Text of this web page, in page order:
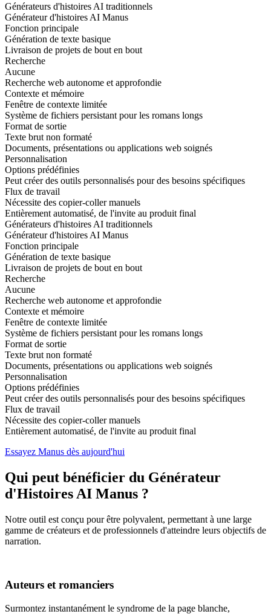
Générateurs d'histoires AI traditionnels
Générateur d'histoires AI Manus
Fonction principale
Génération de texte basique
Livraison de projets de bout en bout
Recherche
Aucune
Recherche web autonome et approfondie
Contexte et mémoire
Fenêtre de contexte limitée
Système de fichiers persistant pour les romans longs
Format de sortie
Texte brut non formaté
Documents, présentations ou applications web soignés
Personnalisation
Options prédéfinies
Peut créer des outils personnalisés pour des besoins spécifiques
Flux de travail
Nécessite des copier-coller manuels
Entièrement automatisé, de l'invite au produit final
Générateurs d'histoires AI traditionnels
Générateur d'histoires AI Manus
Fonction principale
Génération de texte basique
Livraison de projets de bout en bout
Recherche
Aucune
Recherche web autonome et approfondie
Contexte et mémoire
Fenêtre de contexte limitée
Système de fichiers persistant pour les romans longs
Format de sortie
Texte brut non formaté
Documents, présentations ou applications web soignés
Personnalisation
Options prédéfinies
Peut créer des outils personnalisés pour des besoins spécifiques
Flux de travail
Nécessite des copier-coller manuels
Entièrement automatisé, de l'invite au produit final
Essayez Manus dès aujourd'hui
Qui peut bénéficier du Générateur
d'Histoires AI Manus ?
Notre outil est conçu pour être polyvalent, permettant à une large
gamme de créateurs et de professionnels d'atteindre leurs objectifs de
narration.
Auteurs et romanciers
Surmontez instantanément le syndrome de la page blanche,